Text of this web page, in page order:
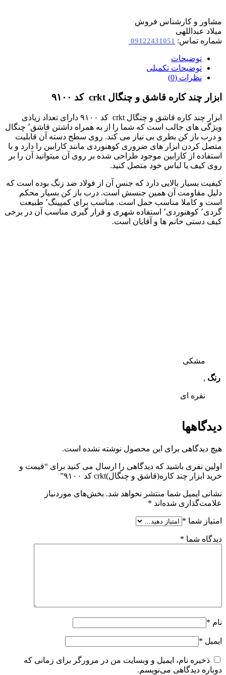
مشاور و کارشناس فروش
میلاد عبداللهی
شماره تماس: 09122431051
توضیحات
توضیحات تکمیلی
نظرات (0)
ابزار چند کاره قاشق و چنگال crkt کد ۹۱۰۰
ابزار چند کاره قاشق و چنگال crkt کد ۹۱۰۰ دارای تعداد زیاذی
ویژگی های جالب است که شما را از به همراه داشتن قاشق٬ چنگال
و درب باز کن بطری بی نیاز می کند. روی سطح دسته آن قابلیت
متصل کردن ابزار های ضروری کوهنوردی مانند کارابین را دارد و با
استفاده از کارابین موجود طراحی شده بر روی آن میتوانید آن را بر
روی کیف یا لباس خود متصل کنید.
کیفیت بسیار بالایی دارد که جنس آن از فولاد ضد زنگ بوده است که
دلیل مقاومت آن همین جنسش است. درب باز کن بسیار محکم
است و کاملا مناسب حمل است. مناسب برای کمپینگ٬ طبیعت
گردی٬ کوهنوردی٬ استفاده شهری و قرار گیری مناسب آن در برخی
کیف دستی خانم ها و آقایان است.
رنگ
مشکی
,
نقره ای
دیدگاهها
هیچ دیدگاهی برای این محصول نوشته نشده است.
اولین نفری باشید که دیدگاهی را ارسال می کنید برای “قیمت و
خرید ابزار چند کاره(قاشق و چنگال)crkt کد ۹۱۰۰”
نشانی ایمیل شما منتشر نخواهد شد. بخش‌های موردنیاز
علامت‌گذاری شده‌اند *
امتیاز شما *
دیدگاه شما *
نام *
ایمیل *
ذخیره نام، ایمیل و وبسایت من در مرورگر برای زمانی که
دوباره دیدگاهی می‌نویسم.